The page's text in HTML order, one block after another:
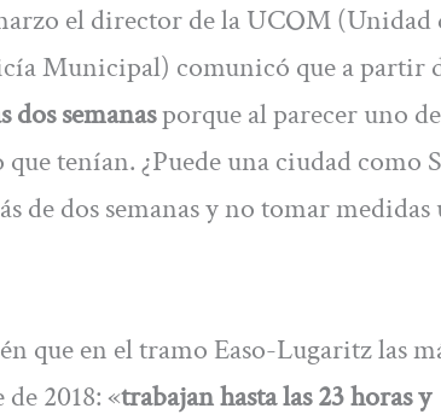
el director de la UCOM (Unidad
Municipal) comunicó que a partir
dos semanasporque al parecer uno
tenían. ¿Puede una ciudad como
de dos semanas y no tomar medidas
que en el tramo Easo-Lugaritz las
2018: «trabajan hasta las 23 horas y